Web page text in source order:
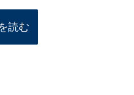
読む